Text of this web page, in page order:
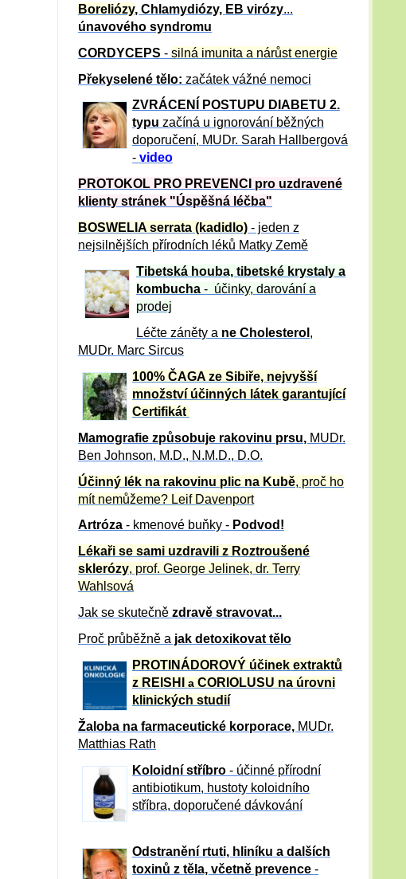
Boreliózy, Chlamydiózy, EB virózy...
únavového syndromu
CORDYCEPS - silná imunita a nárůst energie
Překyselené tělo: začátek vážné nemoci
ZVRÁCE NÍ POSTUPU DIABETU 2.
typu začíná u ignorování běžných
doporučení, MUDr. Sarah Hallbergová
- video
PROTOKOL PRO PREVENCI pro uzdravené
klienty stránek "Úspěšná léčba"
BOSWELIA serrata (kadidlo) - jeden z
nejsilnějších přírodních léků Matky Země
Tibetská houba, tibetské krystaly a
kombucha - účinky, darování a
prodej
Léčte záněty a ne Cholesterol ,
MUDr. Marc Sircus
100% ČAGA ze Sibiře, nejvyšší
množství účinných látek garantující
Certifikát
Mamografie způsobuje rakovinu prsu, MUDr.
Ben Johnson, M.D., N.M.D., D.O.
Účinný lék na rakovinu plic na Kubě, proč ho
mít nemůžeme? Leif Davenport
Artróza - kmenové buňky - Podvod!
Lékaři se sami uzdravili z Roztroušené
sklerózy, prof. George Jelinek, dr. Terry
Wahlsová
Jak se skutečně zdravě stravovat...
Proč průběžně a jak detoxikovat tělo
PROTINÁDOROVÝ účinek extraktů
z REISHI a CORIOLUSU na úrovni
klinických studií
Žaloba na farmaceutické korporace, MUDr.
Matthias Rath
Koloidní stříbro- účinné přírodní
antibiotikum, hustoty koloidního
stříbra, doporučené dávkování
Odstranění rtuti, hliníku a dalších
toxinů z těla, včetně prevence -